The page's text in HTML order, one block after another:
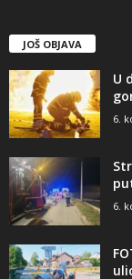
JOŠ OBJAVA
U
6.
6.